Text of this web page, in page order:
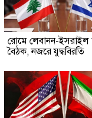
রোমে লেবানন-ইসরাইল
বৈঠক, নজরে যুদ্ধবিরতি